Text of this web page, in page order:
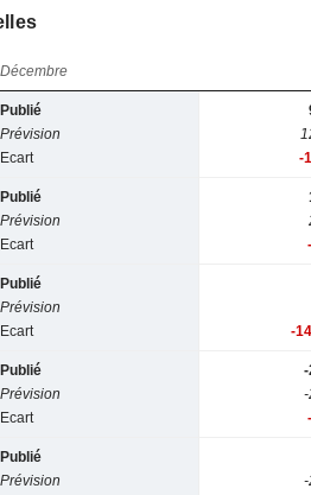
Décembre
Publié
Prévision
Ecart
-
Publié
Prévision
Ecart
Publié
Prévision
Ecart
-
Publié
Prévision
Ecart
Publié
Prévision
-